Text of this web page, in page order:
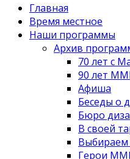
Главная
Время местное
Наши программы
Архив
70 лет с
90 лет
Афиша
Беседы о
Бюро
В своей
Выбираем
Герои